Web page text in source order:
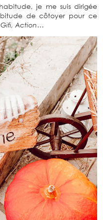
je me suis dirigée
de côtoyer pour ce
Action…